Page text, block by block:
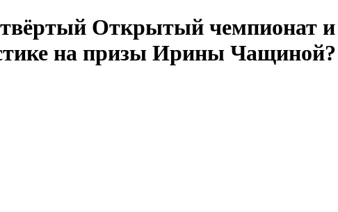
Открытый чемпионат
на призы Ирины Чащиной?